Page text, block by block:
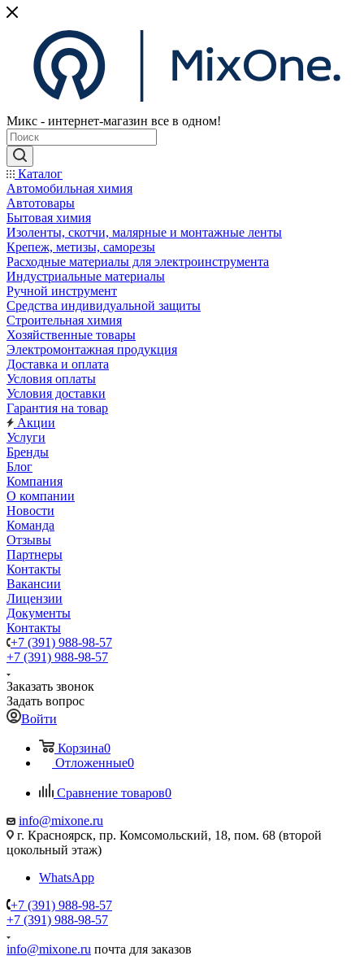
Микс - интернет-магазин все в одном!
Каталог
Автомобильная химия
Автотовары
Бытовая химия
Изоленты, скотчи, малярные и монтажные ленты
Крепеж, метизы, саморезы
Расходные материалы для электроинструмента
Индустриальные материалы
Ручной инструмент
Средства индивидуальной защиты
Строительная химия
Хозяйственные товары
Электромонтажная продукция
Доставка и оплата
Условия оплаты
Условия доставки
Гарантия на товар
Акции
Услуги
Бренды
Блог
Компания
О компании
Новости
Команда
Отзывы
Партнеры
Контакты
Вакансии
Лицензии
Документы
Контакты
+7 (391) 988-98-57
+7 (391) 988-98-57
Заказать звонок
Задать вопрос
Войти
Корзина0
Отложенные0
Сравнение товаров0
info@mixone.ru
г. Красноярск, пр. Комсомольский, 18, пом. 68 (второй
цокольный этаж)
WhatsApp
+7 (391) 988-98-57
+7 (391) 988-98-57
info@mixone.ru почта для заказов